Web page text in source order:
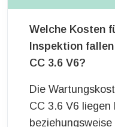
Welche Kosten
Inspektion
CC 3.6 V6?
Die
CC 3.6 V6 liegen